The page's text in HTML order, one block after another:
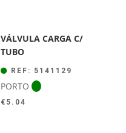
VÁLVULA CARGA C/
TUBO
REF: 5141129
PORTO
€ 5.04